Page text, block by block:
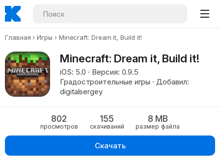
Главная Игры Minecraft: Dream it, Build it!
Minecraft: Dream it, Build it!
iOS: 5.0 · Версия: 0.9.5
Градостроительные игры · Добавил:
digitalsergey
802
просмотров
155
скачиваний
8 MB
размер файла
Скачать